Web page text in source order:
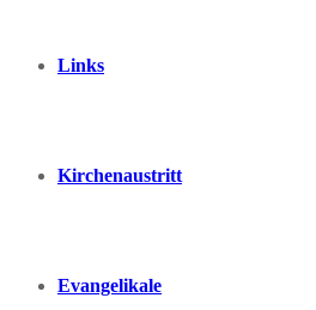
Links
Kirchenaustritt
Evangelikale